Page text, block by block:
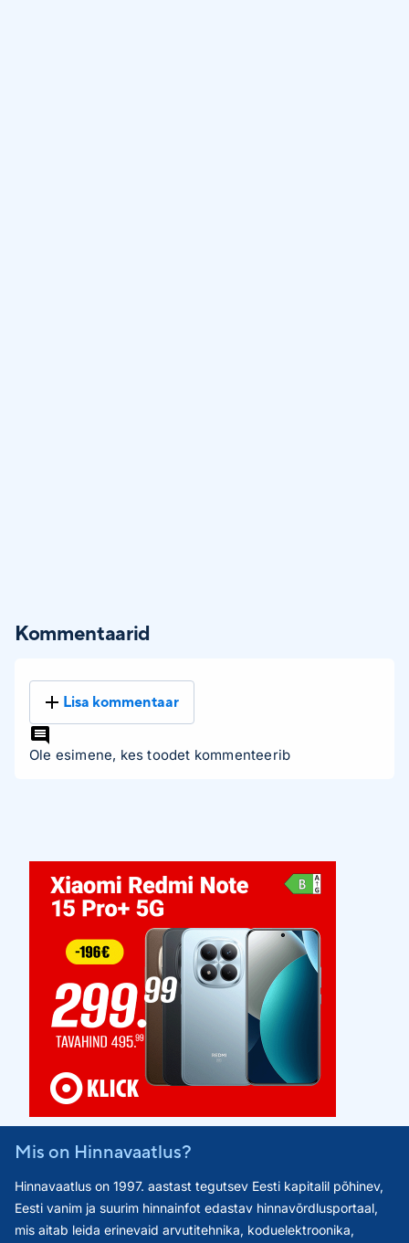
Kommentaarid
Lisa kommentaar
Ole esimene, kes toodet kommenteerib
Mis on Hinnavaatlus?
Hinnavaatlus on 1997. aastast tegutsev Eesti kapitalil põhinev,
Eesti vanim ja suurim hinnainfot edastav hinnavõrdlusportaal,
mis aitab leida erinevaid arvutitehnika, koduelektroonika,